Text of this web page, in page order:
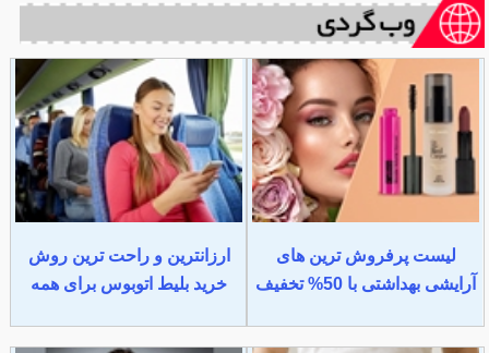
لیست پرفروش ترین های
آرایشی بهداشتی با 50% تخفیف
ارزانترین و راحت ترین روش
خرید بلیط اتوبوس برای همه